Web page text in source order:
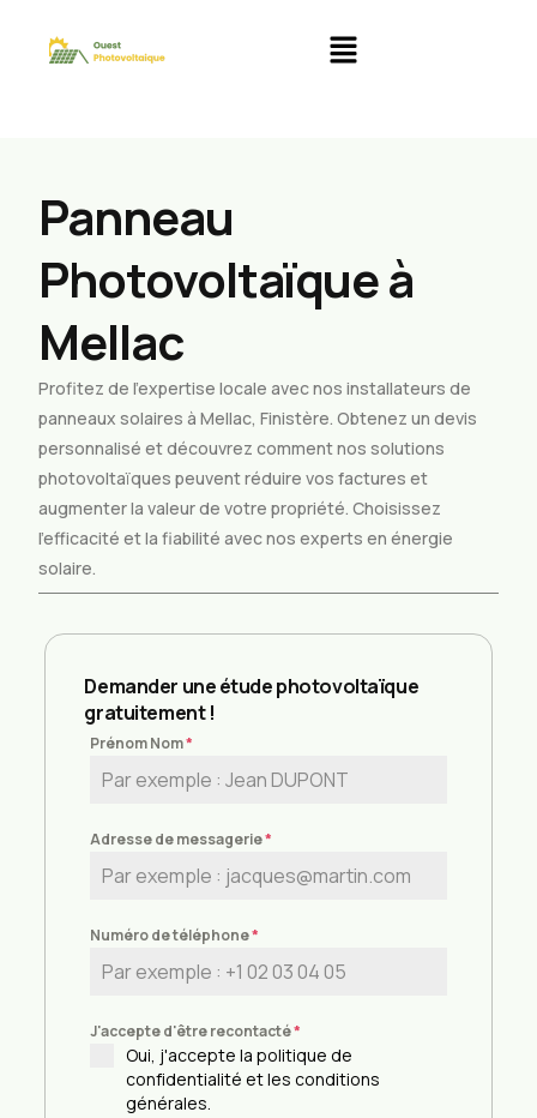
Panneau
Photovoltaïque à
Mellac
Profitez de l’expertise locale avec nos installateurs de
panneaux solaires à Mellac, Finistère. Obtenez un devis
personnalisé et découvrez comment nos solutions
photovoltaïques peuvent réduire vos factures et
augmenter la valeur de votre propriété. Choisissez
l’efficacité et la fiabilité avec nos experts en énergie
solaire.
Demander une étude photovoltaïque
gratuitement !
Prénom Nom*
Adresse de messagerie*
Numéro de téléphone*
J'accepte d'être recontacté*
Oui, j'accepte la politique de
confidentialité et les conditions
générales.